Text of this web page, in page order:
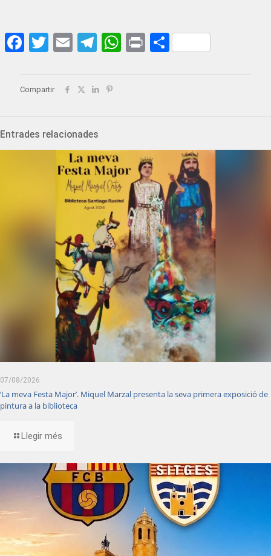
Facebook
Twitter
EmailTelegram
WhatsApp
PrintShare
Compartir
Entrades relacionades
07/08/2026
‘La meva Festa Major’. Miquel Marzal presenta la seva primera exposició de
pintura a la biblioteca
Llegir més